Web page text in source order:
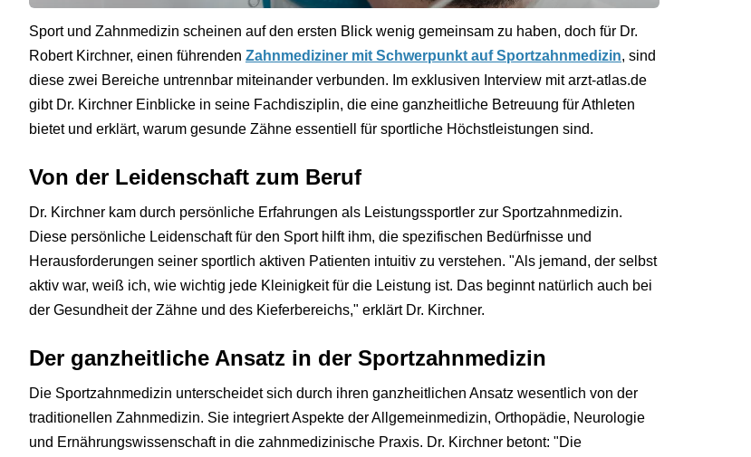
Sport und Zahnmedizin scheinen auf den ersten Blick wenig gemeinsam zu haben, doch für Dr.
Robert Kirchner, einen führenden Zahnmediziner mit Schwerpunkt auf Sportzahnmedizin, sind
diese zwei Bereiche untrennbar miteinander verbunden. Im exklusiven Interview mit arzt-atlas.de
gibt Dr. Kirchner Einblicke in seine Fachdisziplin, die eine ganzheitliche Betreuung für Athleten
bietet und erklärt, warum gesunde Zähne essentiell für sportliche Höchstleistungen sind.
Von der Leidenschaft zum Beruf
Dr. Kirchner kam durch persönliche Erfahrungen als Leistungssportler zur Sportzahnmedizin.
Diese persönliche Leidenschaft für den Sport hilft ihm, die spezifischen Bedürfnisse und
Herausforderungen seiner sportlich aktiven Patienten intuitiv zu verstehen. "Als jemand, der selbst
aktiv war, weiß ich, wie wichtig jede Kleinigkeit für die Leistung ist. Das beginnt natürlich auch bei
der Gesundheit der Zähne und des Kieferbereichs," erklärt Dr. Kirchner.
Der ganzheitliche Ansatz in der Sportzahnmedizin
Die Sportzahnmedizin unterscheidet sich durch ihren ganzheitlichen Ansatz wesentlich von der
traditionellen Zahnmedizin. Sie integriert Aspekte der Allgemeinmedizin, Orthopädie, Neurologie
und Ernährungswissenschaft in die zahnmedizinische Praxis. Dr. Kirchner betont: "Die